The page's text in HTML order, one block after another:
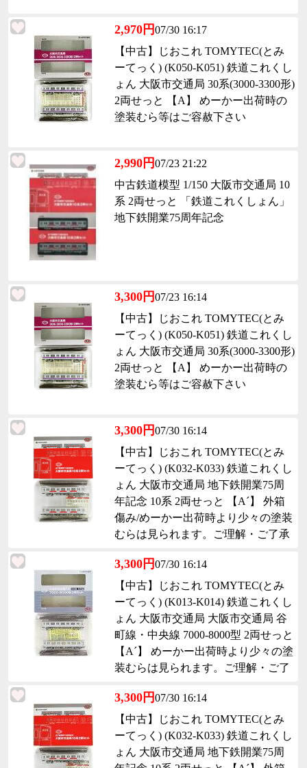
2,970円07/30 16:17
【中古】じおこれ TOMYTEC(とみ
ーてっく) (K050-K051) 鉄道これくし
ょん 大阪市交通局 30系(3000-3300形)
2両せっと 【A】 めーかー出荷時の
塗装むら等はご容赦下さい
2,990円07/23 21:22
中古鉄道模型 1/150 大阪市交通局 10
系 2両せっと 「鉄道これくしょん」
地下鉄開業75周年記念
3,300円07/23 16:14
【中古】じおこれ TOMYTEC(とみ
ーてっく) (K050-K051) 鉄道これくし
ょん 大阪市交通局 30系(3000-3300形)
2両せっと 【A】 めーかー出荷時の
塗装むら等はご容赦下さい
3,300円07/30 16:14
【中古】じおこれ TOMYTEC(とみ
ーてっく) (K032-K033) 鉄道これくし
ょん 大阪市交通局 地下鉄開業75周
年記念 10系 2両せっと 【A´】 外箱
傷み/めーかー出荷時より少々の塗装
むらは見られます。ご理解・ご了承
3,300円07/30 16:14
【中古】じおこれ TOMYTEC(とみ
ーてっく) (K013-K014) 鉄道これくし
ょん 大阪市交通局 大阪市交通局 谷
町線・中央線 7000-8000型 2両せっと
【A´】 めーかー出荷時より少々の塗
装むらは見られます。ご理解・ご了
3,300円07/30 16:14
【中古】じおこれ TOMYTEC(とみ
ーてっく) (K032-K033) 鉄道これくし
ょん 大阪市交通局 地下鉄開業75周